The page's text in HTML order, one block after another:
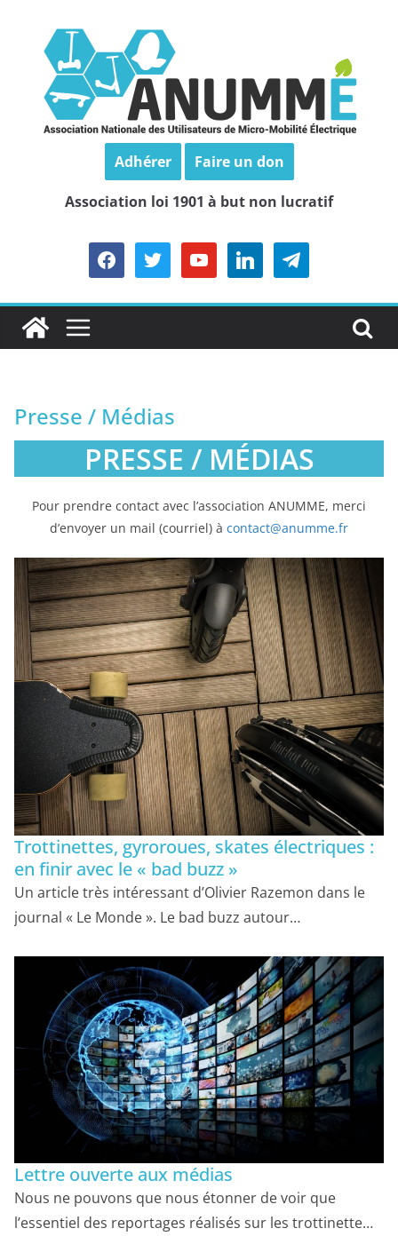
contenu
Adhérer Faire un don
Association loi 1901 à but non lucratif
facebook twitter youtube linkedin telegram
Presse / Médias
PRESSE / MÉDIAS
Pour prendre contact avec l’association ANUMME, merci
d’envoyer un mail (courriel) à contact@anumme.fr
Trottinettes, gyroroues, skates électriques :
en finir avec le « bad buzz »
Un article très intéressant d’Olivier Razemon dans le
journal « Le Monde ». Le bad buzz autour…
Lettre ouverte aux médias
Nous ne pouvons que nous étonner de voir que
l’essentiel des reportages réalisés sur les trottinette…